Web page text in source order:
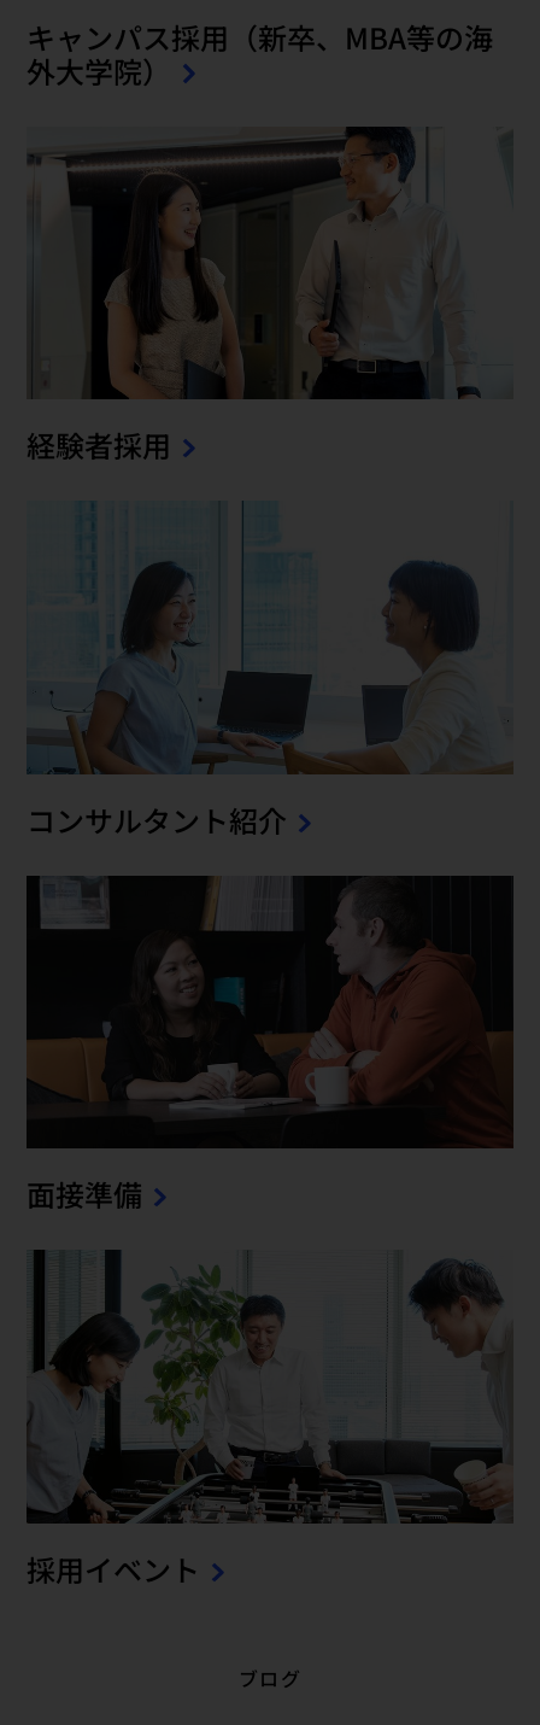
キャンパス採用（新卒、MBA等の海
外大学院）
経験者採用
コンサルタント紹介
面接準備
採用イベント
ブログ